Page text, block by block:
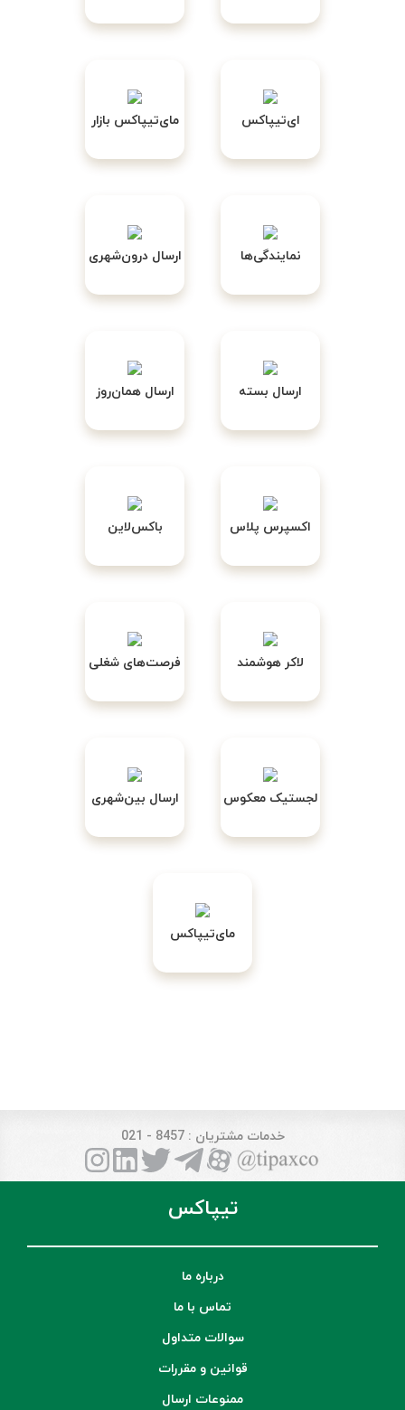
ای‌تیپاکس مای‌تیپاکس بازار
نمایندگی‌ها ارسال درون‌شهری
ارسال بسته ارسال همان‌روز
اکسپرس پلاس باکس‌لاین
لاکر هوشمند فرصت‌های شغلی
لجستیک معکوس ارسال بین‌شهری
مای‌تیپاکس
خدمات مشتریان : 8457 - 021
تیپاکس
درباره ما
تماس با ما
سوالات متداول
قوانین و مقررات
ممنوعات ارسال